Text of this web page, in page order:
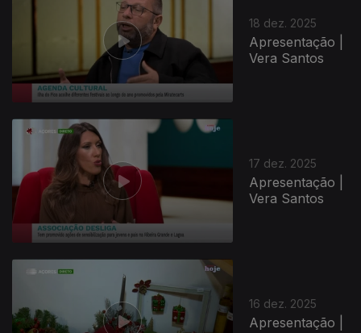
18 dez. 2025
Apresentação |
Vera Santos
17 dez. 2025
Apresentação |
Vera Santos
16 dez. 2025
Apresentação |
896475